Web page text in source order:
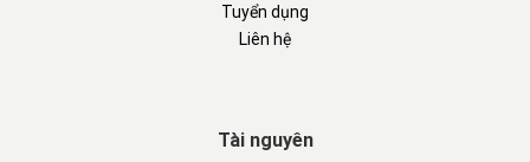
Tuyển dụng
Liên hệ
Tài nguyên